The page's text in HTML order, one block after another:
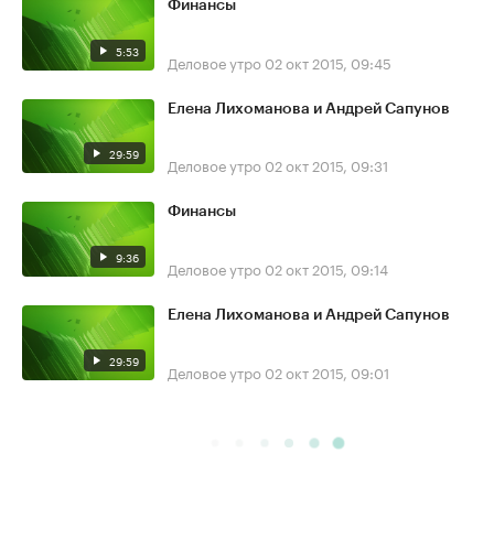
5:53
Финансы
Деловое утро 02 окт 2015, 09:45
29:59
Елена Лихоманова и Андрей Сапунов
Деловое утро 02 окт 2015, 09:31
9:36
Финансы
Деловое утро 02 окт 2015, 09:14
29:59
Елена Лихоманова и Андрей Сапунов
Деловое утро 02 окт 2015, 09:01